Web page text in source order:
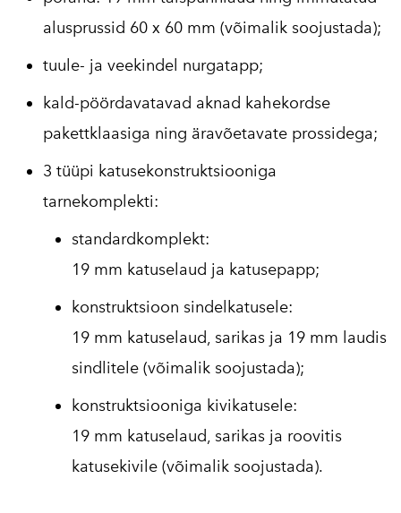
alusprussid 60 x 60 mm (võimalik soojustada);
tuule- ja veekindel nurgatapp;
kald-pöördavatavad aknad kahekordse
pakettklaasiga ning äravõetavate prossidega;
3 tüüpi katusekonstruktsiooniga
tarnekomplekti:
standardkomplekt:
19 mm katuselaud ja katusepapp;
konstruktsioon sindelkatusele:
19 mm katuselaud, sarikas ja 19 mm laudis
sindlitele (võimalik soojustada);
konstruktsiooniga kivikatusele:
19 mm katuselaud, sarikas ja roovitis
katusekivile (võimalik soojustada).